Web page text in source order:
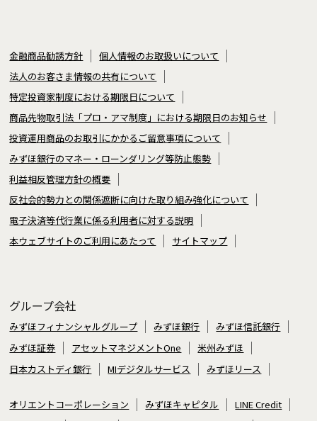
金融商品勧誘方針
個人情報のお取扱いについて
法人のお客さま情報の共有について
特定投資家制度における期限日について
商品先物取引法「プロ・アマ制度」における期限日のお知らせ
投資運用商品のお取引にかかるご留意事項について
みずほ銀行のマネー・ローンダリング等防止態勢
利益相反管理方針の概要
反社会的勢力との関係遮断に向けた取り組み強化について
電子決済等代行業に係る利用者に対する説明
本ウェブサイトのご利用にあたって
サイトマップ
グループ会社
みずほフィナンシャルグループ みずほ銀行
みずほ信託銀行
みずほ証券
アセットマネジメントOne
米州みずほ
日本カストディ銀行
MIデジタルサービス みずほリース
オリエントコーポレーション みずほキャピタル
LINE Credit